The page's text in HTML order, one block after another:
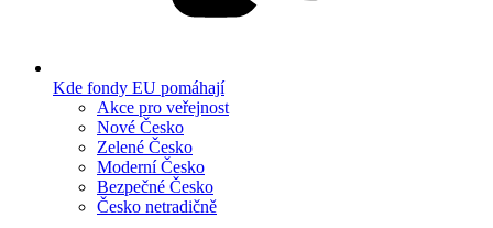
Kde fondy EU pomáhají
Akce pro veřejnost
Nové Česko
Zelené Česko
Moderní Česko
Bezpečné Česko
Česko netradičně